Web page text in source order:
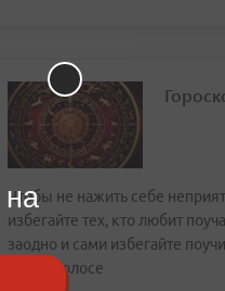
Чтобы не нажить себе
избегайте тех, кто любит
заодно и сами избегайте
своем голосе